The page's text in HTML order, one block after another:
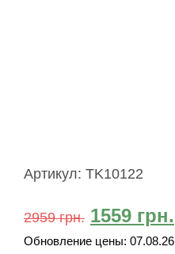
Артикул: TK10122
2959грн. 1559 грн.
Обновление цены: 07.08.26